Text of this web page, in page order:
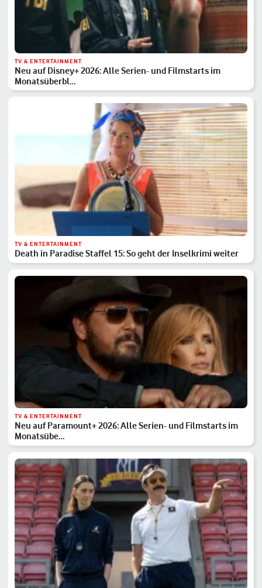
TV & ENTERTAINMENT
Neu auf Disney+ 2026: Alle Serien- und Filmstarts im
Monatsüberbl…
TV & ENTERTAINMENT
Death in Paradise Staffel 15: So geht der Inselkrimi weiter
TV & ENTERTAINMENT
Neu auf Paramount+ 2026: Alle Serien- und Filmstarts im
Monatsübe…